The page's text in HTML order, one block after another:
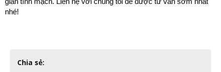
nhé!
Chia sẻ: